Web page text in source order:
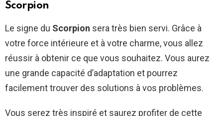
Scorpion
Le signe du Scorpion sera très bien servi. Grâce à
votre force intérieure et à votre charme, vous allez
réussir à obtenir ce que vous souhaitez. Vous aurez
une grande capacité d’adaptation et pourrez
facilement trouver des solutions à vos problèmes.
Vous serez très inspiré et saurez profiter de cette